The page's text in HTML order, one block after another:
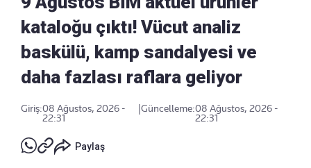
kataloğu çıktı! Vücut analiz
baskülü, kamp sandalyesi ve
daha fazlası raflara geliyor
Giriş:08 Ağustos, 2026 -
22:31
Güncelleme:08 Ağustos, 2026 -
22:31
Paylaş